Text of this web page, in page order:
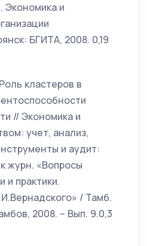
Экономика и
БГИТА, 2008. 0,19
кластеров в
// Экономика и
учет, анализ,
и аудит:
журн. «Вопросы
и практики.
/ Тамб.
2008. – Вып. 9.0,3